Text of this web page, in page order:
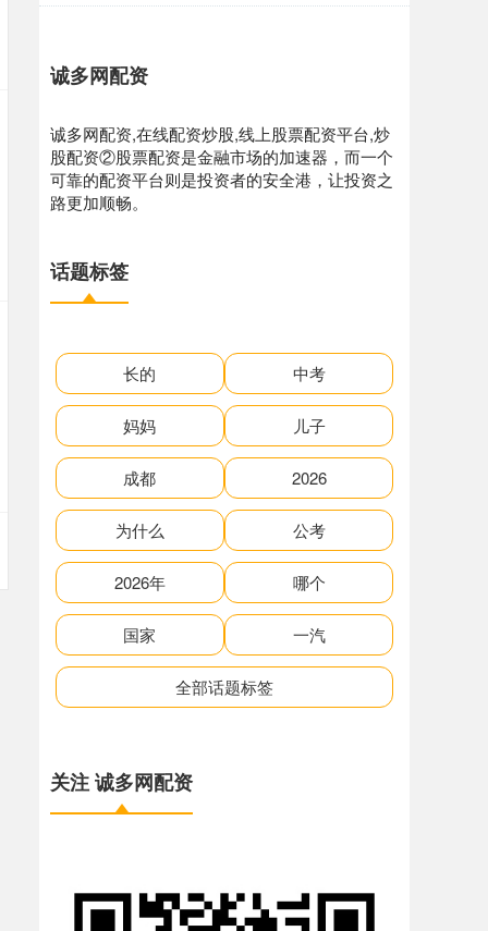
诚多网配资
诚多网配资,在线配资炒股,线上股票配资平台,炒
股配资②股票配资是金融市场的加速器，而一个
可靠的配资平台则是投资者的安全港，让投资之
路更加顺畅。
话题标签
长的 中考
妈妈 儿子
成都 2026
为什么 公考
2026年 哪个
国家 一汽
全部话题标签
关注 诚多网配资